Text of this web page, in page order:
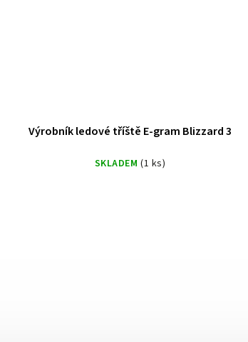
Výrobník ledové tříště E-gram Blizzard 3
SKLADEM (1 ks)